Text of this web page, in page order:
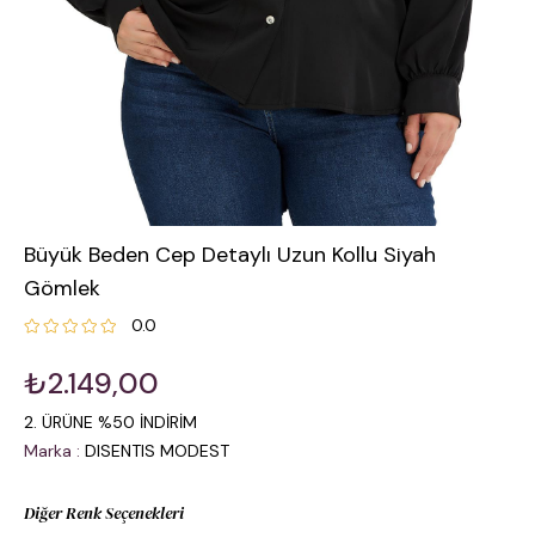
Büyük Beden Cep Detaylı Uzun Kollu Siyah
Gömlek
0.0
₺2.149,00
2. ÜRÜNE %50 İNDİRİM
Marka : DISENTIS MODEST
Diğer Renk Seçenekleri